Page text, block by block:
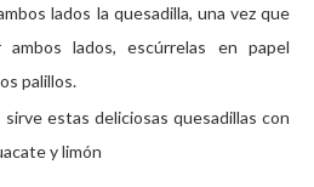
lados la quesadilla, una vez que
lados, escúrrelas en papel
palillos.
estas deliciosas quesadillas con
y limón